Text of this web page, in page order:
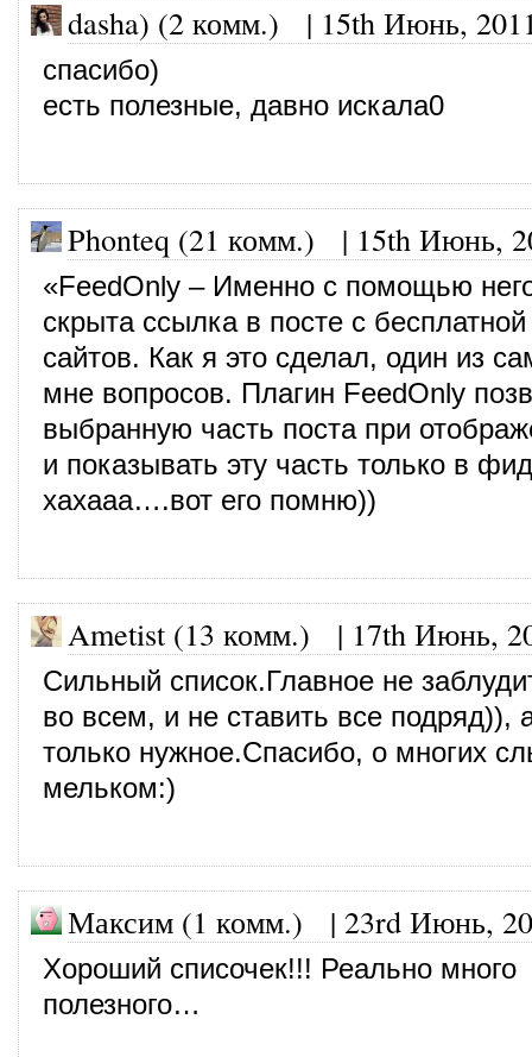
dasha) (2 комм.) | 15th Июнь,
спасибо)
есть полезные, давно искала0
Phonteq (21 комм.) | 15th Июнь,
«FeedOnly – Именно с помощью
скрыта ссылка в посте с
сайтов. Как я это сделал, один из
мне вопросов. Плагин FeedOnly
выбранную часть поста при
и показывать эту часть только в
хахааа….вот его помню))
Ametist (13 комм.) | 17th Июнь,
Сильный список.Главное не
во всем, и не ставить все подряд)),
только нужное.Спасибо, о многих
мельком:)
Максим (1 комм.) | 23rd Июнь,
Хороший списочек!!! Реально много
полезного…